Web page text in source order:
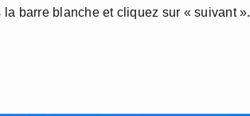
barre blanche et cliquez sur « suivant ».